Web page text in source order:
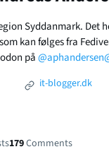
Syddanmark. Det
kan følges fra
på
it-blogger.dk
179Comments